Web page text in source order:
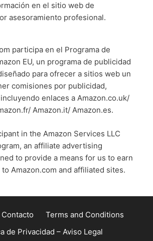
en el sitio web de
asesoramiento profesional.
participa en el Programa de
EU, un programa de publicidad
para ofrecer a sitios web un
comisiones por publicidad,
enlaces a Amazon.co.uk/
Amazon.it/ Amazon.es.
in the Amazon Services LLC
an affiliate advertising
to provide a means for us to earn
Amazon.com and affiliated sites.
Contacto
Terms and Conditions
de Privacidad – Aviso Legal